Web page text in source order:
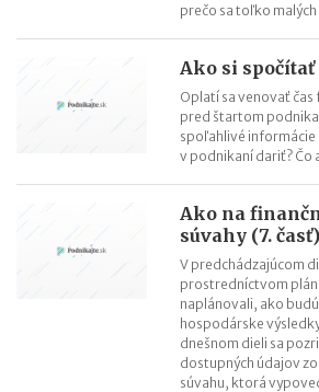
Kedy vznikajú absolventom škôl
poisťovni?
prečo sa toľko
Ako si
Oplatí sa venovať
pred štartom
spoľahlivé informácie
v podnikaní dariť? Čo
Ako na
súvahy (7. časť)
V predchádzajúcom
prostredníctvom
naplánovali, ako
hospodárske
dnešnom dieli sa
dostupných údajov
súvahu, ktorá